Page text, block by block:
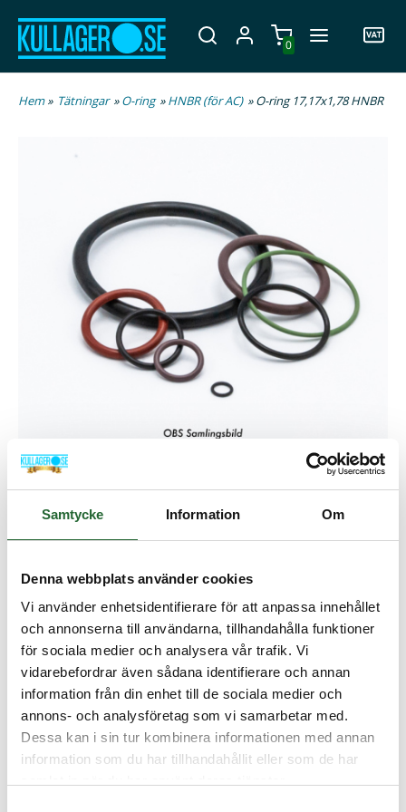
Samtycke Information Om
Denna webbplats använder cookies
Vi använder enhetsidentifierare för att anpassa innehållet
och annonserna till användarna, tillhandahålla funktioner
för sociala medier och analysera vår trafik. Vi
vidarebefordrar även sådana identifierare och annan
information från din enhet till de sociala medier och
annons- och analysföretag som vi samarbetar med.
Dessa kan i sin tur kombinera informationen med annan
information som du har tillhandahållit eller som de har
0
Hem» Tätningar »O-ring »HNBR (för AC) » O-ring 17,17x1,78 HNBR
O-ring 17,17x1,78 HNBR
Artikelnamn:O-ring 17,17x1,78 HNBR
Artnr:OR1717HNBR
Lagerstatus:
I lager
62,50 :-
Lägg i kundvagnen